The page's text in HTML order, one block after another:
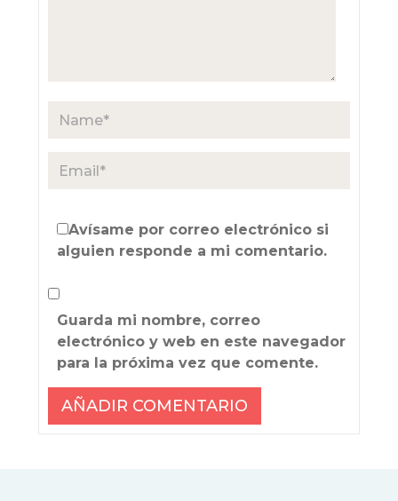
Avísame por correo electrónico si
alguien responde a mi comentario.
Guarda mi nombre, correo
electrónico y web en este navegador
para la próxima vez que comente.